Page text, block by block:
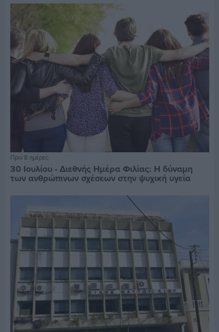
Πριν 8 ημέρες
30 Ιουλίου - Διεθνής Ημέρα Φιλίας: Η δύναμη
των ανθρώπινων σχέσεων στην ψυχική υγεία